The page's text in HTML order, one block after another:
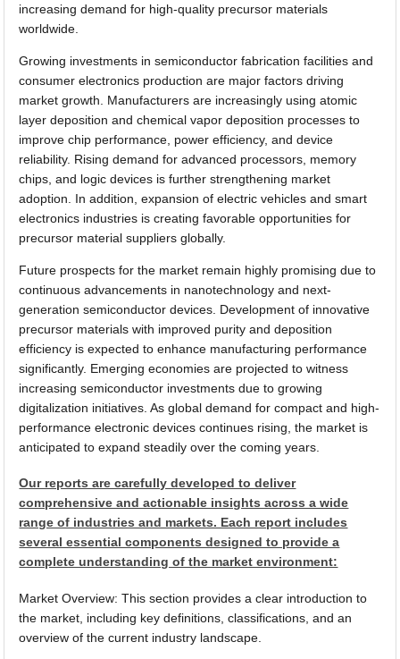
increasing demand for high-quality precursor materials
worldwide.
Growing investments in semiconductor fabrication facilities and
consumer electronics production are major factors driving
market growth. Manufacturers are increasingly using atomic
layer deposition and chemical vapor deposition processes to
improve chip performance, power efficiency, and device
reliability. Rising demand for advanced processors, memory
chips, and logic devices is further strengthening market
adoption. In addition, expansion of electric vehicles and smart
electronics industries is creating favorable opportunities for
precursor material suppliers globally.
Future prospects for the market remain highly promising due to
continuous advancements in nanotechnology and next-
generation semiconductor devices. Development of innovative
precursor materials with improved purity and deposition
efficiency is expected to enhance manufacturing performance
significantly. Emerging economies are projected to witness
increasing semiconductor investments due to growing
digitalization initiatives. As global demand for compact and high-
performance electronic devices continues rising, the market is
anticipated to expand steadily over the coming years.
Our reports are carefully developed to deliver
comprehensive and actionable insights across a wide
range of industries and markets. Each report includes
several essential components designed to provide a
complete understanding of the market environment:
Market Overview: This section provides a clear introduction to
the market, including key definitions, classifications, and an
overview of the current industry landscape.